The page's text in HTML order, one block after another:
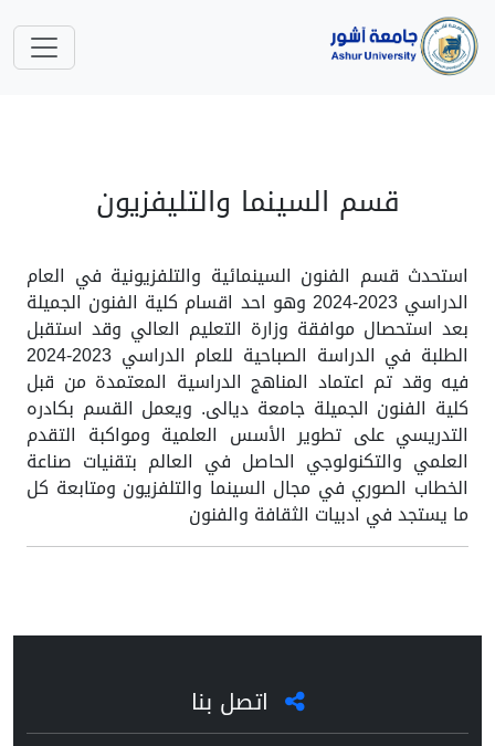
قسم السينما والتليفزيون
استحدث قسم الفنون السينمائية والتلفزيونية في العام
الدراسي 2023-2024 وهو احد اقسام كلية الفنون الجميلة
بعد استحصال موافقة وزارة التعليم العالي وقد استقبل
الطلبة في الدراسة الصباحية للعام الدراسي 2023-2024
فيه وقد تم اعتماد المناهج الدراسية المعتمدة من قبل
كلية الفنون الجميلة جامعة ديالى. ويعمل القسم بكادره
التدريسي على تطوير الأسس العلمية ومواكبة التقدم
العلمي والتكنولوجي الحاصل في العالم بتقنيات صناعة
الخطاب الصوري في مجال السينما والتلفزيون ومتابعة كل
ما يستجد في ادبيات الثقافة والفنون
اتصل بنا